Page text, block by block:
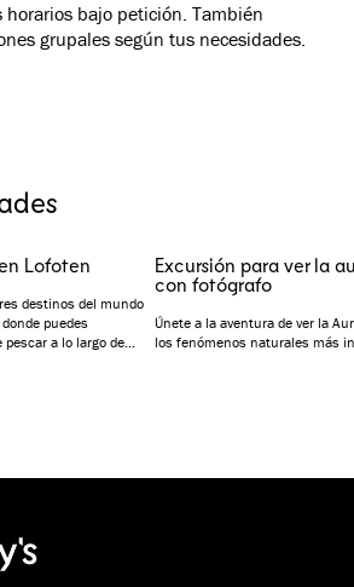
horarios bajo petición. También
grupales según tus necesidades.
Lofoten
destinos del mundo
puedes
a lo largo de
Excursión para ver la
con fotógrafo
Únete a la aventura de ver la
los fenómenos naturales más